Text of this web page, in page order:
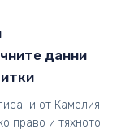
данни
от Камелия
право и тяхното